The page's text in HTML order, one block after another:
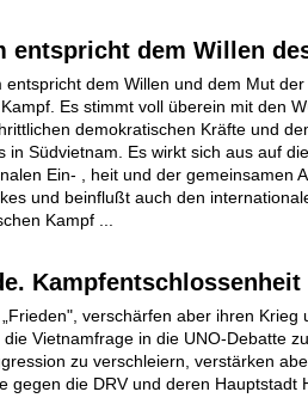
entspricht dem Willen
entspricht dem Willen und dem Mut
Es stimmt voll überein mit den
demokratischen Kräfte und
in Südvietnam. Es wirkt sich aus auf
Ein- , heit und der gemeinsamen
und beinflußt auch den
Kampf ...
Kampfentschlossenheit
verschärfen aber ihren Krieg
Vietnamfrage in die UNO-Debatte
zu verschleiern, verstärken
gegen die DRV und deren Hauptstadt